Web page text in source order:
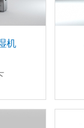
机